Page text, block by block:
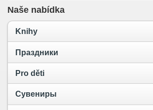
Naše nabídka
Knihy
Праздники
Pro děti
Сувениры